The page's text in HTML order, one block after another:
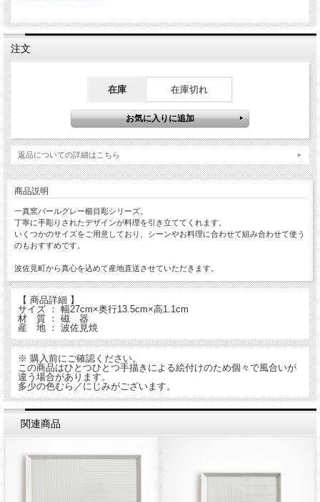
注文
在庫 在庫切れ
返品についての詳細はこちら
商品説明
一真窯パールグレー櫛目彫シリーズ。
丁寧に手彫りされたデザインが料理を引き立ててくれます。
いくつかのサイズをご用意しており、シーンやお料理に合わせて組み合わせて使う
のもおすすめです。
波佐見町から真心を込めて産地直送させていただきます。
【 商品詳細 】
サイズ ： 幅27cm×奥行13.5cm×高1.1cm
材 質 ： 磁 器
産 地 ： 波佐見焼
※ 購入前にご確認ください。
この商品はひとつひとつ手描きによる絵付けのため個々で風合いが
違う場合があります。
多少の色むら／にじみがございます。
関連商品